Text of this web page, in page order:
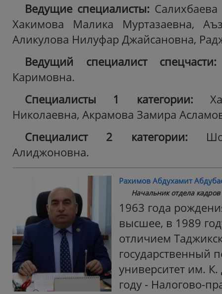
Ведущие специалисты:
Хакимова Малика Муртазаевна,
Аликулова Нилуфар Джайсановна,
Ведущий специалист спецчасти:
Каримовна.
Специалисты 1 категории:
Николаевна, Акрамова Замира
Специалист 2 категории:
Алиджоновна.
Рахимов Абдухамит
Начальник отдела кадров
1963 года
высшее, в 1989
отличием
государственный
университет им.
году - Налогово-